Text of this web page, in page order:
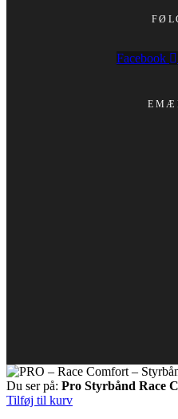
Facebook
Du ser på: Pro Styrbånd Race
Tilføj til kurv